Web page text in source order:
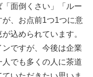
面倒くさい」「ルー
が、お点前1つ1つに意
込められています。
ですが、今後は企業
でも多くの人に茶道
いただきたい思いま